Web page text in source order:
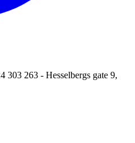
303 263 - Hesselbergs gate 9,